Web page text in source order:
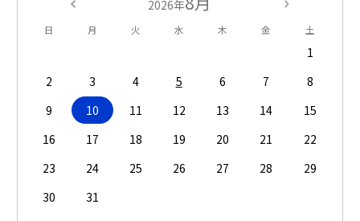
2026年
日 月 火 水 木 金 土
1
2
3 4 5 6 7
8
9
10 11 12 13 14
15
16
17 18 19 20 21
22
23
24 25 26 27 28
29
30
31